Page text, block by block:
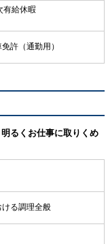
有給休暇
許（通勤用）
るくお仕事に取りくめ
ける調理全般